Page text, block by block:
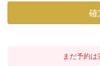
まだ予約は